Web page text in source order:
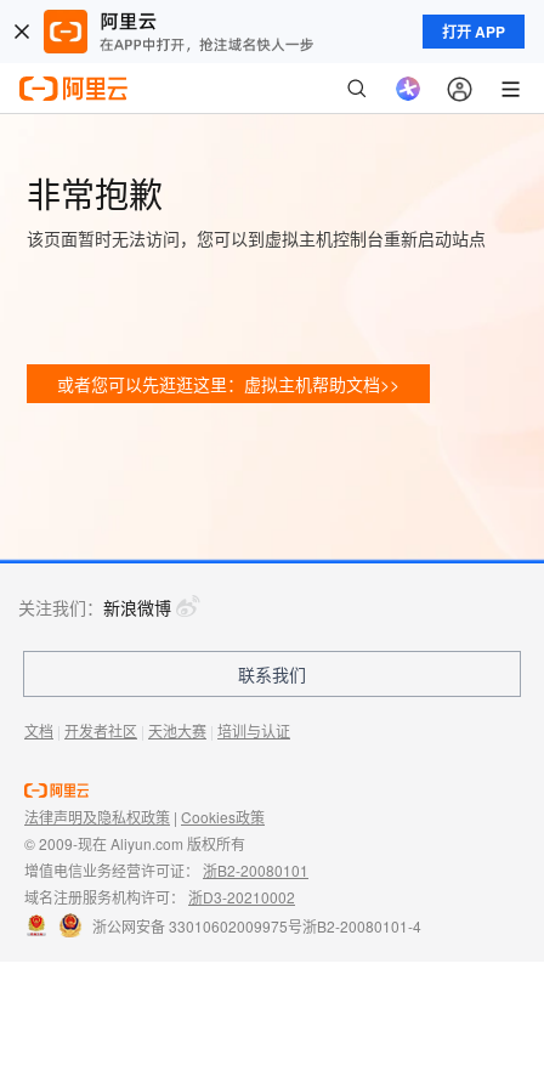
打开 APP
非常抱歉
该页面暂时无法访问，您可以到虚拟主机控制台重新启动站点
或者您可以先逛逛这里：虚拟主机帮助文档>>